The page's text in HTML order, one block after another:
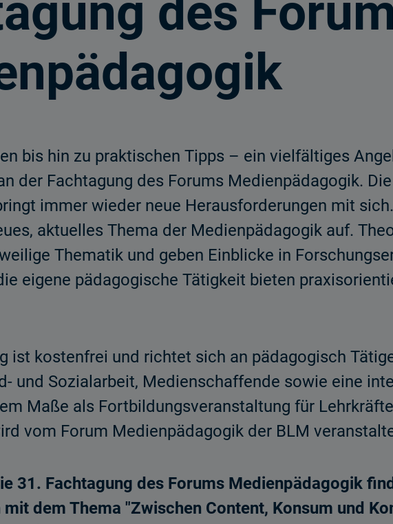
des
bis hin zu praktischen Tipps – ein vielfältiges
der Fachtagung des Forums Medienpädagogik.
immer wieder neue Herausforderungen mit
aktuelles Thema der Medienpädagogik auf.
Thematik und geben Einblicke in
eigene pädagogische Tätigkeit bieten
ist kostenfrei und richtet sich an pädagogisch
und Sozialarbeit, Medienschaffende sowie eine
Maße als Fortbildungsveranstaltung für
vom Forum Medienpädagogik der BLM
31. Fachtagung des Forums Medienpädagogik
dem Thema "Zwischen Content, Konsum und